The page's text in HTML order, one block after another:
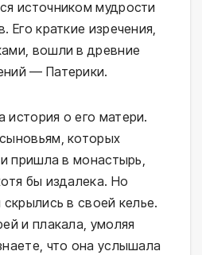
источником мудрости
Его краткие изречения,
вошли в древние
— Патерики.
история о его матери.
которых
пришла в монастырь,
бы издалека. Но
в своей келье.
и плакала, умоляя
что она услышала